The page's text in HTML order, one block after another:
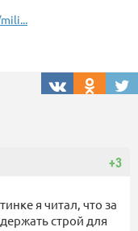
+3
я читал, что за
строй для